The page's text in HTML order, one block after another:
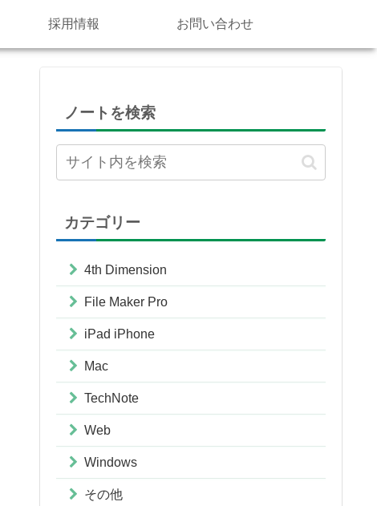
採用情報 お問い合わせ
ノートを検索
カテゴリー
4th Dimension
File Maker Pro
iPad iPhone
Mac
TechNote
Web
Windows
その他